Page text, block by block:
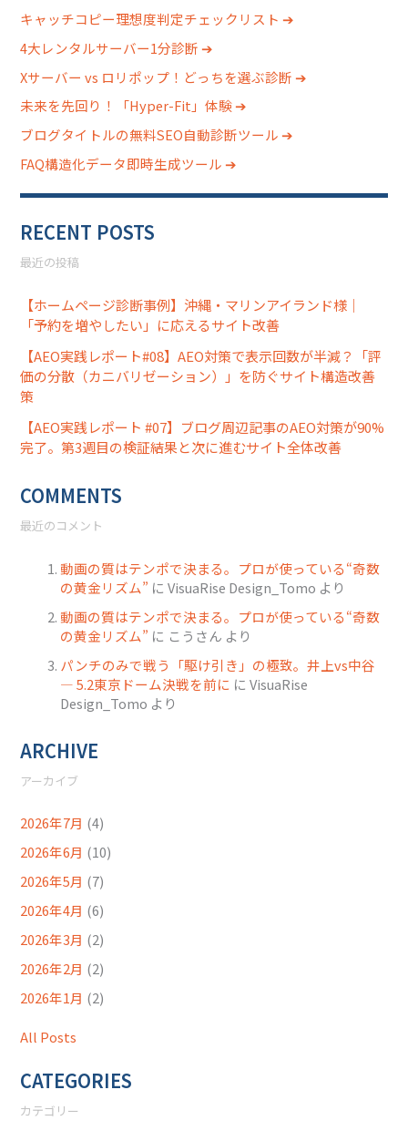
キャッチコピー理想度判定チェックリスト ➔
4大レンタルサーバー1分診断 ➔
Xサーバー vs ロリポップ！どっちを選ぶ診断 ➔
未来を先回り！「Hyper-Fit」体験 ➔
ブログタイトルの無料SEO自動診断ツール ➔
FAQ構造化データ即時生成ツール ➔
RECENT POSTS
最近の投稿
【ホームページ診断事例】沖縄・マリンアイランド様｜
「予約を増やしたい」に応えるサイト改善
【AEO実践レポート#08】AEO対策で表示回数が半減？「評
価の分散（カニバリゼーション）」を防ぐサイト構造改善
策
【AEO実践レポート #07】ブログ周辺記事のAEO対策が90%
完了。第3週目の検証結果と次に進むサイト全体改善
COMMENTS
最近のコメント
動画の質はテンポで決まる。プロが使っている“奇数
の黄金リズム” にVisuaRise Design_Tomo より
動画の質はテンポで決まる。プロが使っている“奇数
の黄金リズム” に こうさん より
パンチのみで戦う「駆け引き」の極致。井上vs中谷
― 5.2東京ドーム決戦を前に にVisuaRise
Design_Tomo より
ARCHIVE
アーカイブ
2026年7月 (4)
2026年6月 (10)
2026年5月 (7)
2026年4月 (6)
2026年3月 (2)
2026年2月 (2)
2026年1月 (2)
All Posts
CATEGORIES
カテゴリー